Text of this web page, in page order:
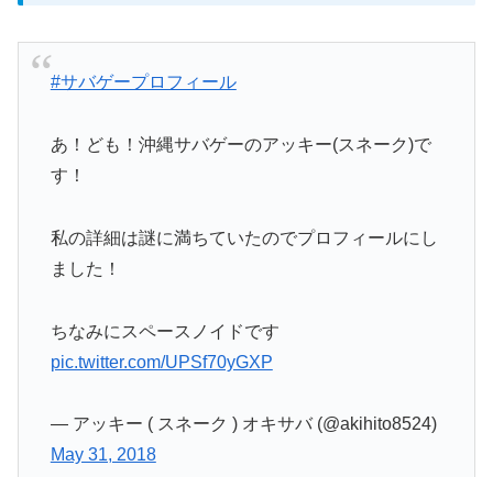
#サバゲープロフィール
あ！ども！沖縄サバゲーのアッキー(スネーク)で
す！
私の詳細は謎に満ちていたのでプロフィールにし
ました！
ちなみにスペースノイドです
pic.twitter.com/UPSf70yGXP
— アッキー ( スネーク ) オキサバ (@akihito8524)
May 31, 2018